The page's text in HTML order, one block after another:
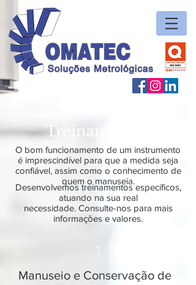
Treinamentos
O bom funcionamento de um instrumento
é imprescindível para que a medida seja
confiável, assim como o conhecimento de
quem o manuseia.
Desenvolvemos treinamentos específicos,
atuando na sua real
necessidade. Consulte-nos para mais
informações e valores.
1
Manuseio e Conservação de